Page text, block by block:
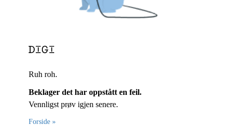
Ruh roh.
Beklager det har oppstått en feil.
Vennligst prøv igjen senere.
Forside »